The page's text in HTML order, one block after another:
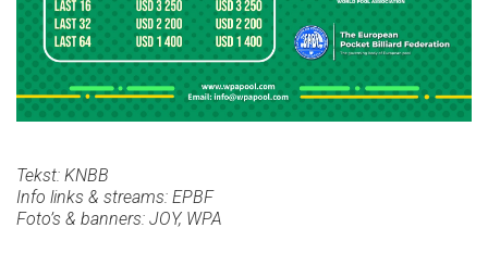
Tekst: KNBB
Info links & streams: EPBF
Foto’s & banners: JOY, WPA